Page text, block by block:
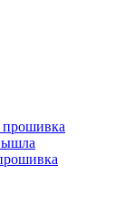
прошивка